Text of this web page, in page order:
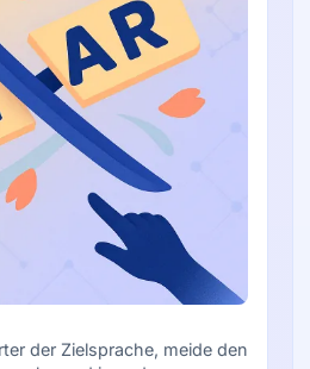
der Zielsprache, meide den